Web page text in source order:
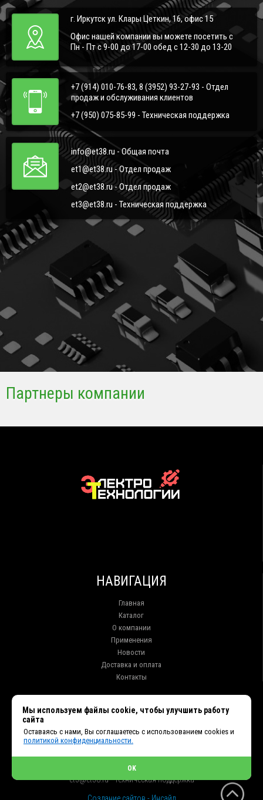
г. Иркутск ул. Клары Цеткин, 16, офис 15
Офис нашей компании вы можете посетить с
Пн - Пт с 9-00 до 17-00 обед с 12-30 до 13-20
+7 (914) 010-76-83, 8 (3952) 93-27-93 - Отдел
продаж и обслуживания клиентов
+7 (950) 075-85-99 - Техническая поддержка
info@et38.ru - Общая почта
et1@et38.ru - Отдел продаж
et2@et38.ru - Отдел продаж
et3@et38.ru - Техническая поддержка
Партнеры компании
НАВИГАЦИЯ
Главная
Каталог
О компании
Применения
Новости
Доставка и оплата
Контакты
+7 (914) 010-76-83, 8 (3952) 93-27-93 - Отдел продаж
+7 (950) 075-85-99 - Техническая поддержка
et2@et38.ru - Отдел продаж
et3@et38.ru - Техническая поддержка
Мы используем файлы cookie, чтобы улучшить работу
сайта
Оставаясь с нами, Вы соглашаетесь с использованием cookies и
политикой конфиденциальности.
OK